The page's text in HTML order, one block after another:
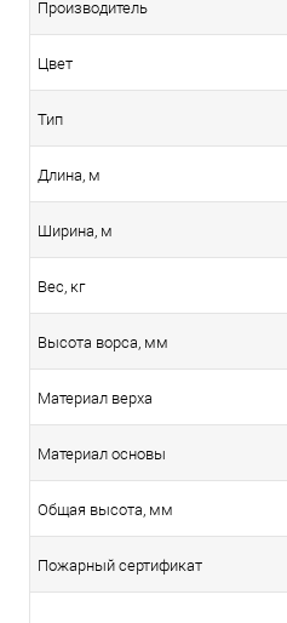
Производитель
Цвет
Тип
Длина, м
Ширина, м
Вес, кг
Высота ворса, мм
Материал верха
Материал основы
Общая высота, мм
Пожарный сертификат